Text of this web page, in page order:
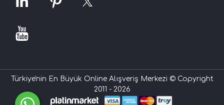
Türkiye'nin En Büyük Online Alışveriş Merkezi © Copyright
2011 - 2026